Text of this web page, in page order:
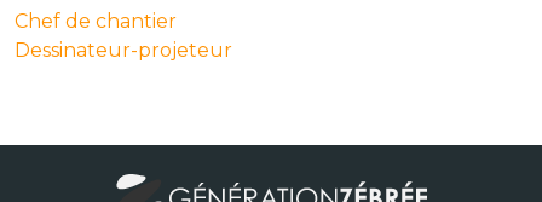
Chef de chantier
Dessinateur-projeteur